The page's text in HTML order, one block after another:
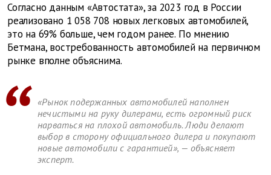
Согласно данным «Автостата», за 2023 год в России
реализовано 1 058 708 новых легковых автомобилей,
это на 69% больше, чем годом ранее. По мнению
Бетмана, востребованность автомобилей на первичном
рынке вполне объяснима.
«Рынок подержанных автомобилей наполнен
нечистыми на руку дилерами, есть огромный риск
нарваться на плохой автомобиль. Люди делают
выбор в сторону официального дилера и покупают
новые автомобили с гарантией», — объясняет
эксперт.